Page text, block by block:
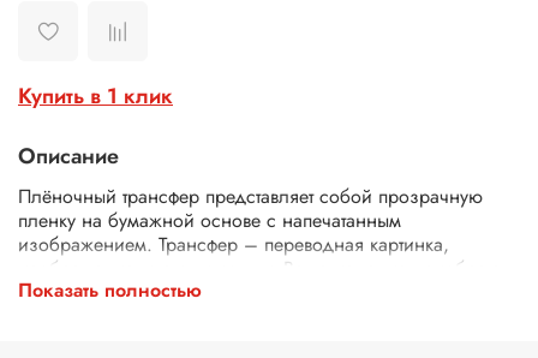
Купить в 1 клик
Описание
Плёночный трансфер представляет собой прозрачную
пленку на бумажной основе с напечатанным
изображением. Трансфер – переводная картинка,
изображение, с его помощью Ваше изделие приобретет
неповторимость и уникальность. Трансферной бумагой
Показать полностью